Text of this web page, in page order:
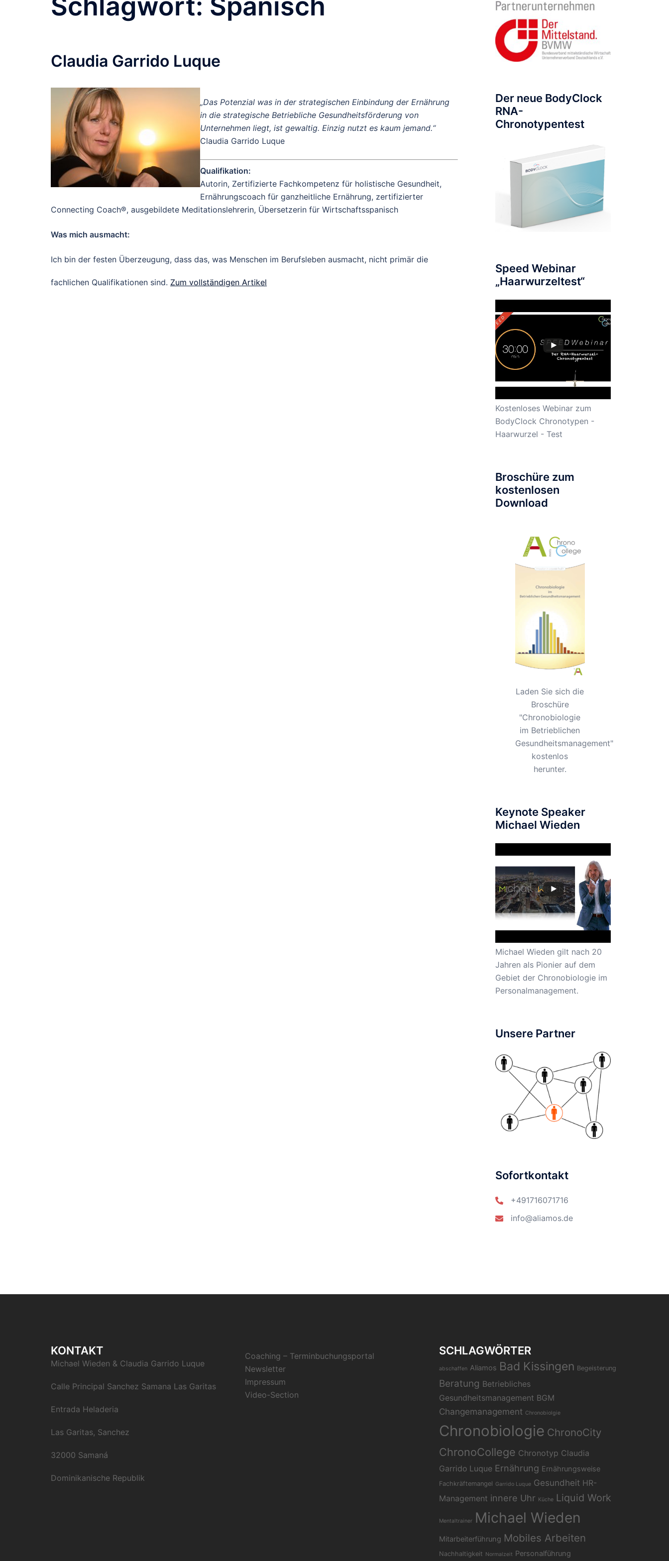
Claudia Garrido Luque
„Das Potenzial was in der strategischen Einbindung der Ernährung
in die strategische Betriebliche Gesundheitsförderung von
Unternehmen liegt, ist gewaltig. Einzig nutzt es kaum jemand.“
Claudia Garrido Luque
Qualifikation:
Autorin, Zertifizierte Fachkompetenz für holistische Gesundheit,
Ernährungscoach für ganzheitliche Ernährung, zertifizierter
Connecting Coach®, ausgebildete Meditationslehrerin, Übersetzerin für Wirtschaftsspanisch
Was mich ausmacht:
Ich bin der festen Überzeugung, dass das, was Menschen im Berufsleben ausmacht, nicht primär die
fachlichen Qualifikationen sind. Zum vollständigen Artikel
Der neue BodyClock
RNA-
Chronotypentest
Speed Webinar
„Haarwurzeltest“
Kostenloses Webinar zum
BodyClock Chronotypen -
Haarwurzel - Test
Broschüre zum
kostenlosen
Download
Laden Sie sich die
Broschüre
"Chronobiologie
im Betrieblichen
Gesundheitsmanagement"
kostenlos
herunter.
Keynote Speaker
Michael Wieden
Michael Wieden gilt nach 20
Jahren als Pionier auf dem
Gebiet der Chronobiologie im
Personalmanagement.
Unsere Partner
Sofortkontakt
+491716071716
info@aliamos.de
KONTAKT
Michael Wieden & Claudia Garrido Luque
Calle Principal Sanchez Samana Las Garitas
Entrada Heladeria
Las Garitas, Sanchez
32000 Samaná
Dominikanische Republik
Coaching – Terminbuchungsportal
Newsletter
Impressum
Video-Section
SCHLAGWÖRTER
abschaffen Aliamos Bad Kissingen Begeisterung
Beratung Betriebliches
Gesundheitsmanagement BGM
Changemanagement Chronobiolgie
Chronobiologie ChronoCity
ChronoCollege Chronotyp Claudia
Garrido Luque Ernährung Ernährungsweise
Fachkräftemangel Garrido Luque Gesundheit HR-
Management innere Uhr Küche Liquid Work
Mentaltrainer Michael Wieden
Mitarbeiterführung Mobiles Arbeiten
Nachhaltigkeit Normalzeit Personalführung